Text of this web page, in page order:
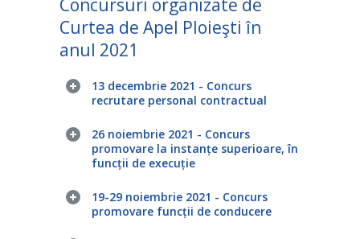
Concursuri organizate de
Curtea de Apel Ploieşti în
anul 2021
13 decembrie 2021 - Concurs
recrutare personal contractual
26 noiembrie 2021 - Concurs
promovare la instanțe superioare, în
funcții de execuție
19-29 noiembrie 2021 - Concurs
promovare funcții de conducere